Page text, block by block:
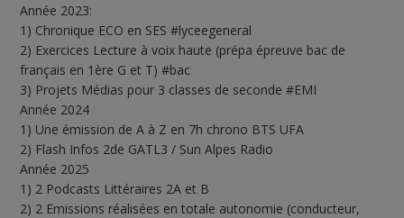
Année 2023:
1) Chronique ECO en SES #lyceegeneral
2) Exercices Lecture à voix haute (prépa épreuve bac de
français en 1ère G et T) #bac
3) Projets Médias pour 3 classes de seconde #EMI
Année 2024
1) Une émission de A à Z en 7h chrono BTS UFA
2) Flash Infos 2de GATL3 / Sun Alpes Radio
Année 2025
1) 2 Podcasts Littéraires 2A et B
2) 2 Emissions réalisées en totale autonomie (conducteur,